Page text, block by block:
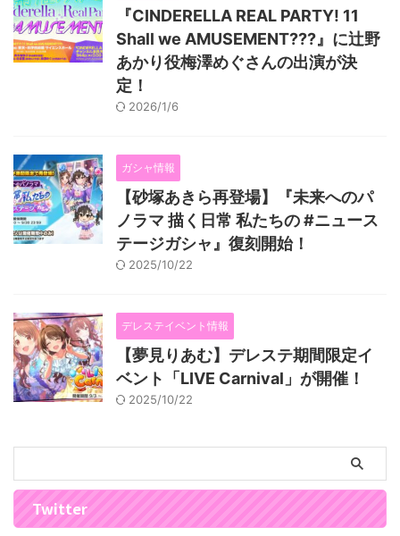
『CINDERELLA REAL PARTY! 11
Shall we AMUSEMENT???』に辻野
あかり役梅澤めぐさんの出演が決
定！
2026/1/6
ガシャ情報
【砂塚あきら再登場】『未来へのパ
ノラマ 描く日常 私たちの #ニュース
テージガシャ』復刻開始！
2025/10/22
デレステイベント情報
【夢見りあむ】デレステ期間限定イ
ベント「LIVE Carnival」が開催！
2025/10/22
Twitter